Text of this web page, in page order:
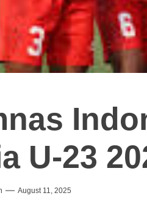
U-23
August 11, 2025